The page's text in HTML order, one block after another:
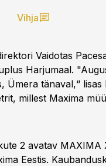
Vihja
Vaidotas
Harjumaal.
Ümera tänaval,“
millest Maxima
2 avatav
Eestis.